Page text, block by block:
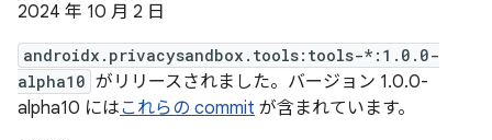
2024 年 10 月 2 日
androidx.privacysandbox.tools:tools-*:1.0.0-
alpha10 がリリースされました。バージョン 1.0.0-
alpha10 にはこれらの commit が含まれています。